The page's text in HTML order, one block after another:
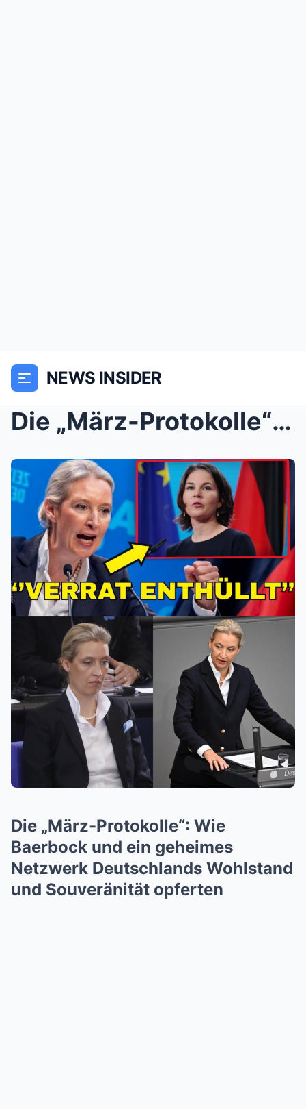
NEWS INSIDER
Die „März-Protokolle“: Wie Baerbock und ein geheim...
Die „März-Protokolle“: Wie
Baerbock und ein geheimes
Netzwerk Deutschlands Wohlstand
und Souveränität opferten